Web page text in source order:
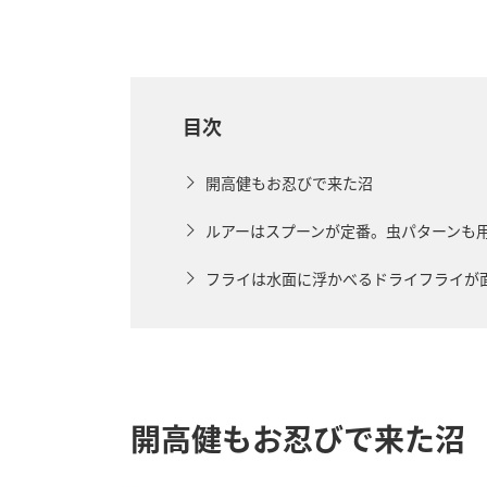
目次
開高健もお忍びで来た沼
ルアーはスプーンが定番。虫パターンも
フライは水面に浮かべるドライフライが
開高健もお忍びで来た沼